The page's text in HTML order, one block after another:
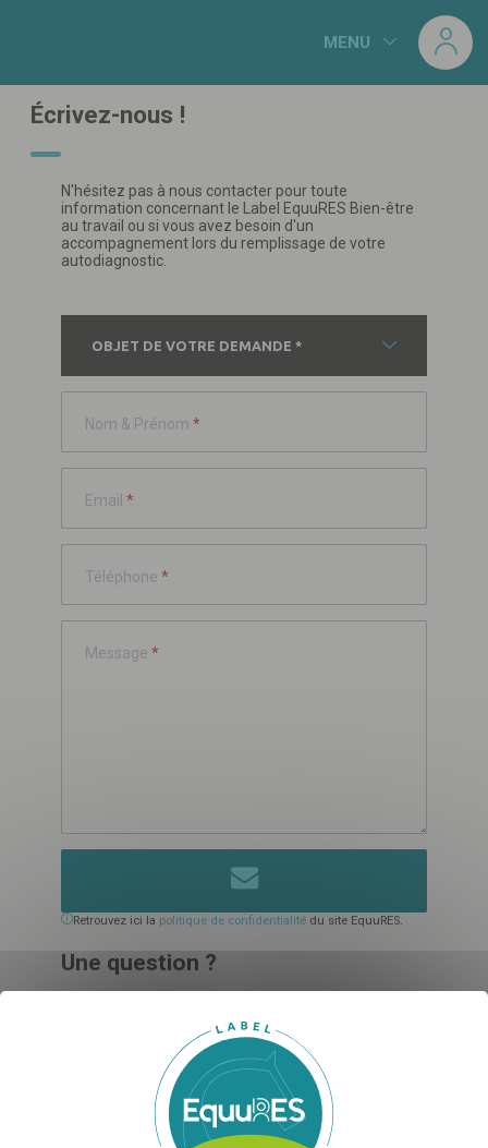
MENU
Écrivez-nous !
N'hésitez pas à nous contacter pour toute
information concernant le Label EquuRES Bien-être
au travail ou si vous avez besoin d'un
accompagnement lors du remplissage de votre
autodiagnostic.
OBJET DE VOTRE DEMANDE *
Nom & Prénom *
Email *
Téléphone *
Message *
Retrouvez ici la politique de confidentialité du site EquuRES.
Une question ?
contact@label-equures.com
label Bien-être au Travail ?
équi-ressources
louise.snaet@ifce.fr
07 62 13 98 85
Anaïs Mougin
Sélectionnez nombre de salariés...